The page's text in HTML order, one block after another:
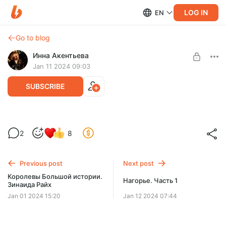
EN LOG IN
Go to blog
Инна Акентьева
Jan 11 2024 09:03
SUBSCRIBE
Королевы Большой истории. Лариса
Рейснер
самых выдающихся женщин.
Попробуем за полтора часа раскрыть секрет её
магнетизма
Level required:
UNLOCK POST
2 8
Previous post
Королевы Большой истории.
Зинаида Райх
Jan 01 2024 15:20
Next post
Нагорье. Часть 1
Jan 12 2024 07:44